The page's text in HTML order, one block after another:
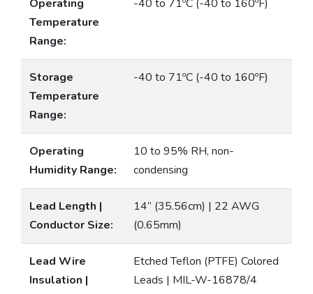
Operating
Temperature
Range:
-40 to 71ºC (-40 to 160ºF)
Storage
Temperature
Range:
-40 to 71ºC (-40 to 160ºF)
Operating
Humidity Range:
10 to 95% RH, non-
condensing
Lead Length |
Conductor Size:
14” (35.56cm) | 22 AWG
(0.65mm)
Lead Wire
Insulation |
Etched Teflon (PTFE) Colored
Leads | MIL-W-16878/4